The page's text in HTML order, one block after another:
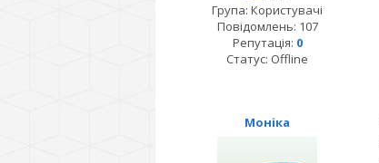
Група: Користувачі
Повідомлень: 107
Репутація: 0
Статус: Offline
Моніка